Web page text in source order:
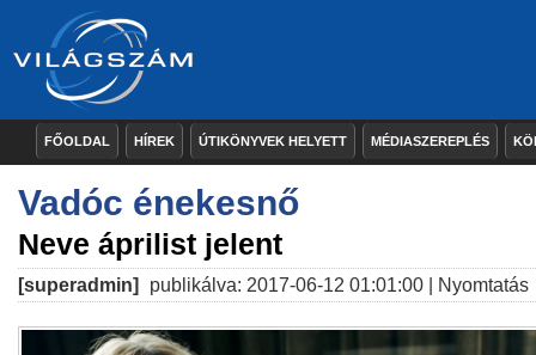
FŐOLDAL HÍREK ÚTIKÖNYVEK HELYETT MÉDIASZEREPLÉS
Vadóc énekesnő
Neve áprilist jelent
[superadmin] publikálva: 2017-06-12 01:01:00 | Nyomtatás